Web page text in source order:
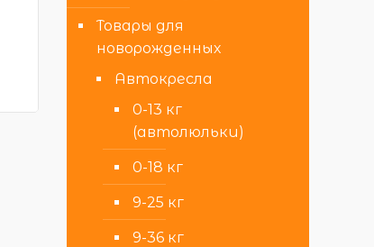
Товары для
новорожденных
Автокресла
0-13 кг
(автолюльки)
0-18 кг
9-25 кг
9-36 кг